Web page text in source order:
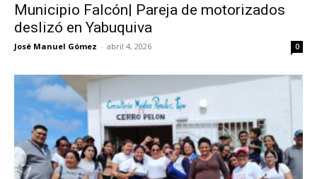
Municipio Falcón| Pareja de motorizados
deslizó en Yabuquiva
José Manuel Gómez - abril 4, 2026 0